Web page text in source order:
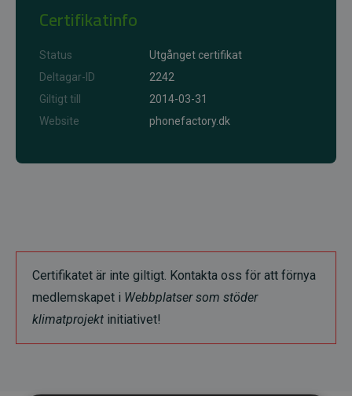
Certifikatinfo
Status
Utgånget certifikat
Deltagar-ID
2242
Giltigt till
2014-03-31
Website
phonefactory.dk
Certifikatet är inte giltigt. Kontakta oss för att förnya
medlemskapet i Webbplatser som stöder
klimatprojekt initiativet!